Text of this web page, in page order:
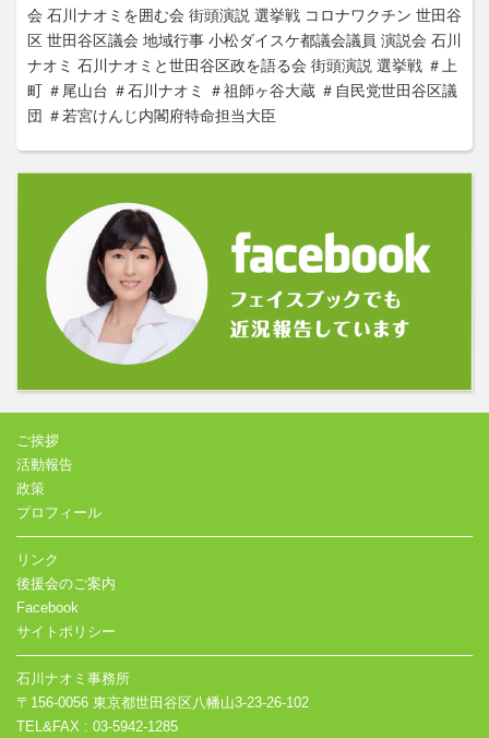
会 石川ナオミを囲む会 街頭演説 選挙戦 コロナワクチン 世田谷
区 世田谷区議会 地域行事 小松ダイスケ都議会議員 演説会 石川
ナオミ 石川ナオミと世田谷区政を語る会 街頭演説 選挙戦 ＃上
町 ＃尾山台 ＃石川ナオミ ＃祖師ヶ谷大蔵 ＃自民党世田谷区議
団 ＃若宮けんじ内閣府特命担当大臣
ご挨拶
活動報告
政策
プロフィール
リンク
後援会のご案内
Facebook
サイトポリシー
石川ナオミ事務所
〒156-0056 東京都世田谷区八幡山3-23-26-102
TEL&FAX : 03-5942-1285